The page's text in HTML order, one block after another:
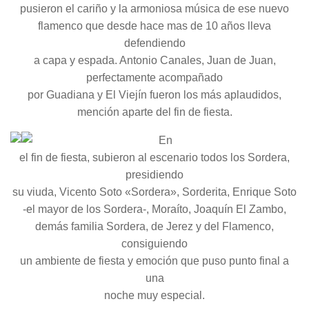
pusieron el cariño y la armoniosa música de ese nuevo
flamenco que desde hace mas de 10 años lleva
defendiendo
a capa y espada. Antonio Canales, Juan de Juan,
perfectamente acompañado
por Guadiana y El Viejín fueron los más aplaudidos,
mención aparte del fin de fiesta.
En
el fin de fiesta, subieron al escenario todos los Sordera,
presidiendo
su viuda, Vicento Soto «Sordera», Sorderita, Enrique Soto
-el mayor de los Sordera-, Moraíto, Joaquín El Zambo,
demás familia Sordera, de Jerez y del Flamenco,
consiguiendo
un ambiente de fiesta y emoción que puso punto final a
una
noche muy especial.